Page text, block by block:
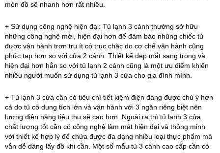
món đồ sẽ nhanh hơn rất nhiều.
+ Sử dụng công nghệ hiện đại: Tủ lạnh 3 cánh thường sở hữu
những công nghệ mới, hiện đại hơn để đảm bảo nhũng chiếc tủ
được vận hành trơn tru ít có trục chặc do cơ chế vận hành cũng
phức tạp hơn so với cửa 2 cánh. Thiết kế đẹp mắt sang trọng và
hiện đại hơn hẳn so với tủ lạnh 2 cánh cũng là một ưu điểm khiến
nhiều người muốn sử dụng tủ lạnh 3 cửa cho gia đình mình.
+ Tủ lạnh 3 cửa cần có tiêu chí tiết kiệm điện đáng được chú ý hơn
cả do tủ có dung tích lớn và vận hành với 3 ngăn riêng biệt nên
lượng điện năng tiêu thụ sẽ cao hơn. Ngoài ra thì tủ lạnh 3 cửa
chất lượng tốt cần có công nghệ làm mát hiện đại và thông minh
với thiết kế hợp lý để chứa được đa dạng nhiều loại thực phẩm mà
vẫn dễ dàng lấy đồ khi cần. Một số mẫu tủ 3 cánh cao cấp cần có